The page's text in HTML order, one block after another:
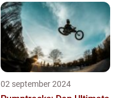
02 september 2024